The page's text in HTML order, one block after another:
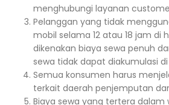
menghubungi layanan
Pelanggan yang tidak
mobil selama 12 atau 18 jam di
dikenakan biaya sewa penuh
sewa tidak dapat diakumulasi
Semua konsumen harus
terkait daerah penjemputan
Biaya sewa yang tertera dalam